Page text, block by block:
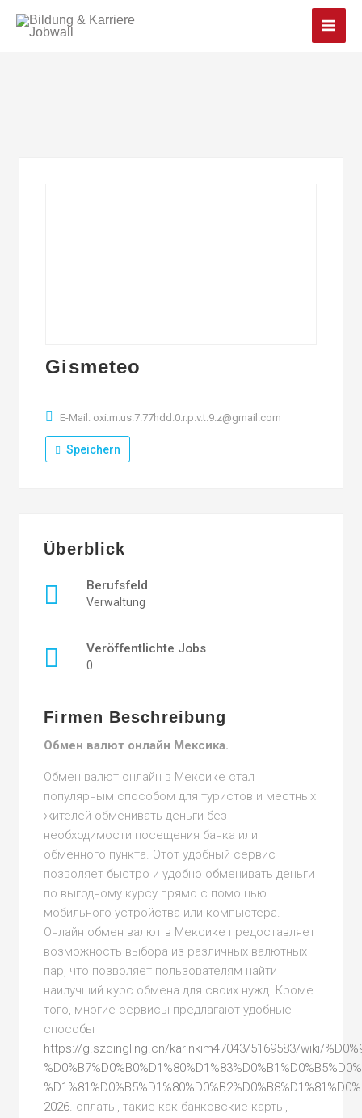
Main
Gismeteo
E-Mail: oxi.m.us.7.77hdd.0.r.p.v.t.9.z@gmail.com
Speichern
Überblick
Berufsfeld
Verwaltung
Veröffentlichte Jobs
0
Firmen Beschreibung
Обмен валют онлайн Мексика.
Обмен валют онлайн в Мексике стал
популярным способом для туристов и местных
жителей обменивать деньги без
необходимости посещения банка или
обменного пункта. Этот удобный сервис
позволяет быстро и удобно обменивать деньги
по выгодному курсу прямо с помощью
мобильного устройства или компьютера.
Онлайн обмен валют в Мексике предоставляет
возможность выбора из различных валютных
пар, что позволяет пользователям найти
наилучший курс обмена для своих нужд. Кроме
того, многие сервисы предлагают удобные
способы
https://g.szqingling.cn/karinkim47043/5169583/wiki/
2026. оплаты, такие как банковские карты,